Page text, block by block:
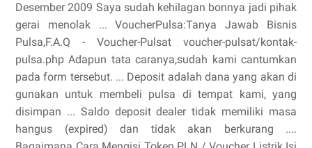
Desember 2009 Saya sudah kehilagan bonnya jadi pihak
gerai menolak ... VoucherPulsa:Tanya Jawab Bisnis
Pulsa,F.A.Q - Voucher-Pulsat voucher-pulsat/kontak-
pulsa.php Adapun tata caranya,sudah kami cantumkan
pada form tersebut. ... Deposit adalah dana yang akan di
gunakan untuk membeli pulsa di tempat kami, yang
disimpan ... Saldo deposit dealer tidak memiliki masa
hangus (expired) dan tidak akan berkurang ....